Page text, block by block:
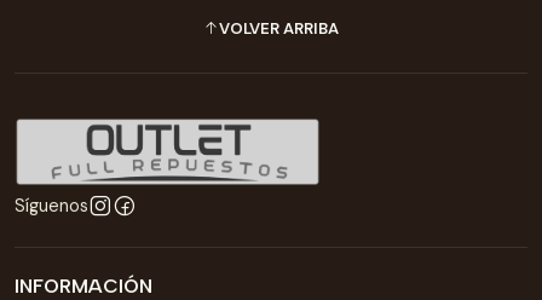
VOLVER ARRIBA
Síguenos
INFORMACIÓN